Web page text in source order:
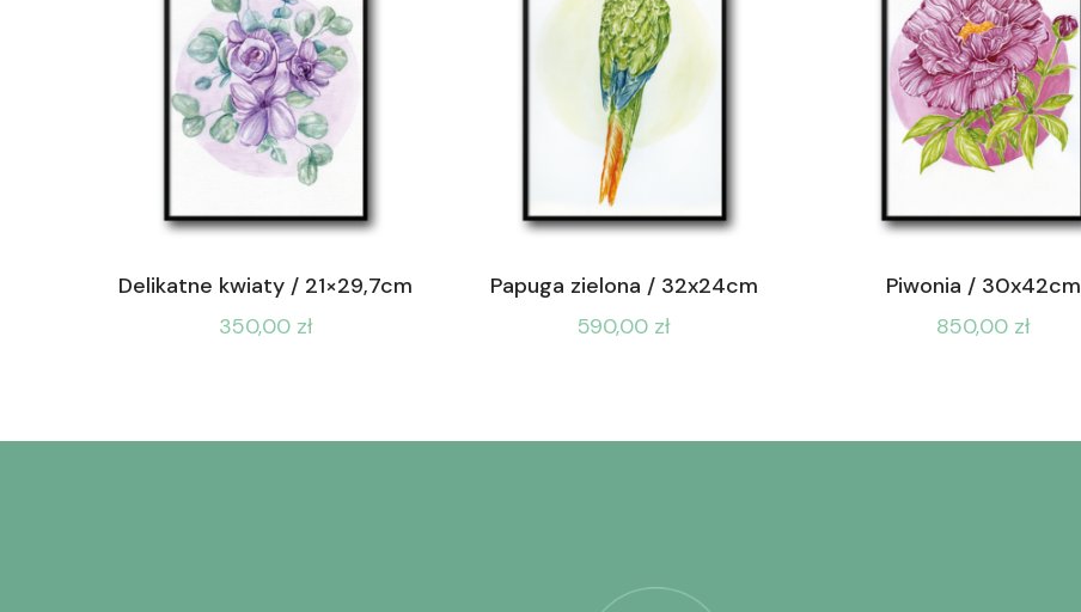
Delikatne kwiaty / 21×29,7cm
350,00 zł
Papuga zielona / 32x24cm
590,00 zł
Piwonia / 30x42cm
850,00 zł